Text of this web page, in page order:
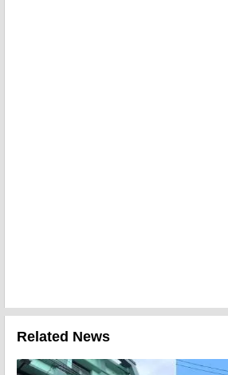
Related News